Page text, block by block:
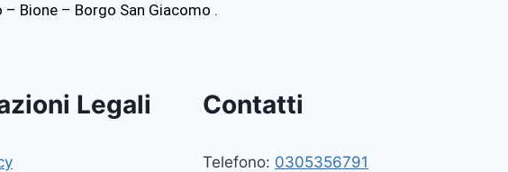
Bione – Borgo San Giacomo .
Legali Contatti
Telefono: 0305356791